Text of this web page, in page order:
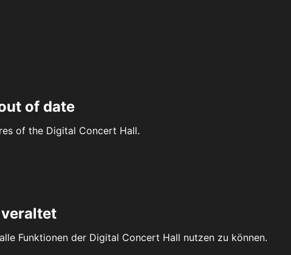
of date
of the Digital Concert Hall.
Funktionen der Digital Concert Hall nutzen zu können.